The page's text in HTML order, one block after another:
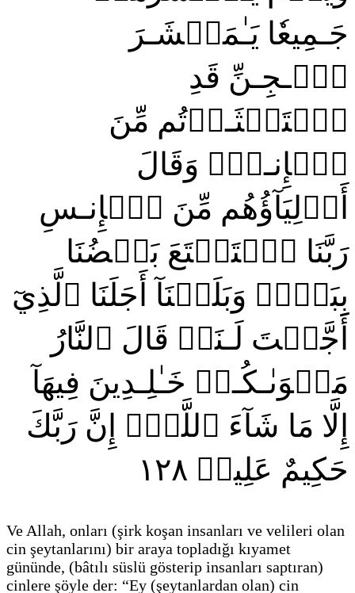
جَـمِيعٗا يَـٰمَعۡشَـرَ
ٱلۡـجِـنِّ قَدِ
ٱسۡتَكۡثَـرۡتُم مِّنَ
ٱلۡإِنـسِۖ وَقَالَ
أَوۡلِيَآؤُهُم مِّنَ ٱلۡإِنـسِ
رَبَّنَا ٱسۡتَمۡتَعَ بَعۡضُنَا
بِبَعۡضٖ وَبَلَغۡنَآ أَجَلَنَا ٱلَّذِيٓ
أَجَّلۡتَ لَـنَاۚ قَالَ ٱلنَّارُ
مَثۡوَىٰـكُـمۡ خَـٰلِـدِينَ فِيهَآ
إِلَّا مَا شَآءَ ٱللَّهُۚ إِنَّ رَبَّكَ
حَكِيمٌ عَلِيمٞ ١٢٨
Ve Allah, onları (şirk koşan insanları ve velileri olan
cin şeytanlarını) bir araya topladığı kıyamet
gününde, (bâtılı süslü gösterip insanları saptıran)
cinlere şöyle der: “Ey (şeytanlardan olan) cin